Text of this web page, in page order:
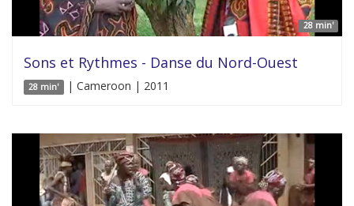
28 min'
Sons et Rythmes - Danse du Nord-Ouest
28 min' | Cameroon | 2011